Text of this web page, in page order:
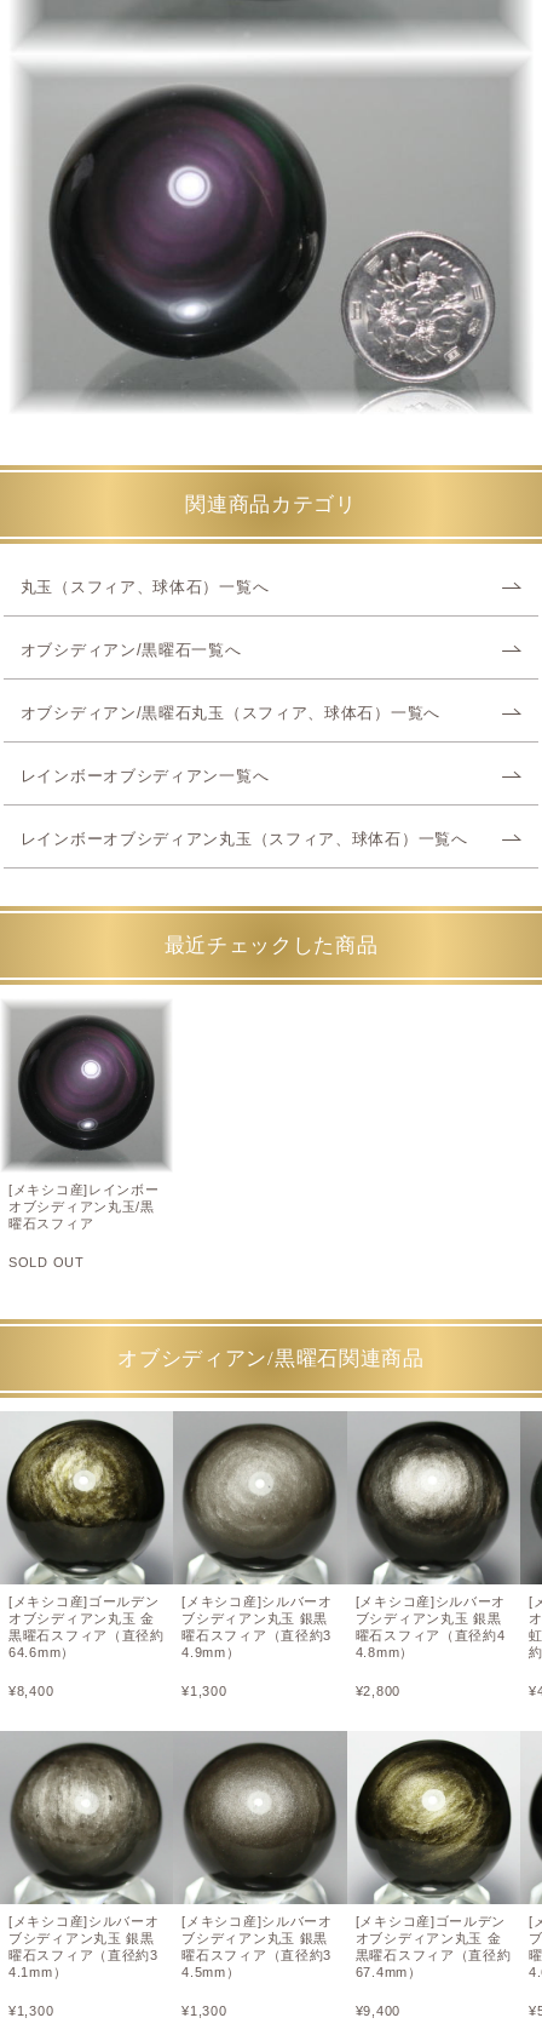
関連商品カテゴリ
丸玉（スフィア、球体石）一覧へ
オブシディアン/黒曜石一覧へ
オブシディアン/黒曜石丸玉（スフィア、球体石）一覧へ
レインボーオブシディアン一覧へ
レインボーオブシディアン丸玉（スフィア、球体石）一覧へ
最近チェックした商品
[メキシコ産]レインボー
オブシディアン丸玉/黒
曜石スフィア
SOLD OUT
オブシディアン/黒曜石関連商品
[メキシコ産]ゴールデン
オブシディアン丸玉 金
黒曜石スフィア（直径約
64.6mm）
¥8,400
[メキシコ産]シルバーオ
ブシディアン丸玉 銀黒
曜石スフィア（直径約3
4.1mm）
¥1,300
[メキシコ産]シルバーオ
ブシディアン丸玉 銀黒
曜石スフィア（直径約3
4.9mm）
¥1,300
[メキシコ産]シルバーオ
ブシディアン丸玉 銀黒
曜石スフィア（直径約3
4.5mm）
¥1,300
[メキシコ産]シルバーオ
ブシディアン丸玉 銀黒
曜石スフィア（直径約4
4.8mm）
¥2,800
[メキシコ産]ゴールデン
オブシディアン丸玉 金
黒曜石スフィア（直径約
67.4mm）
¥9,400
[
¥
[
¥